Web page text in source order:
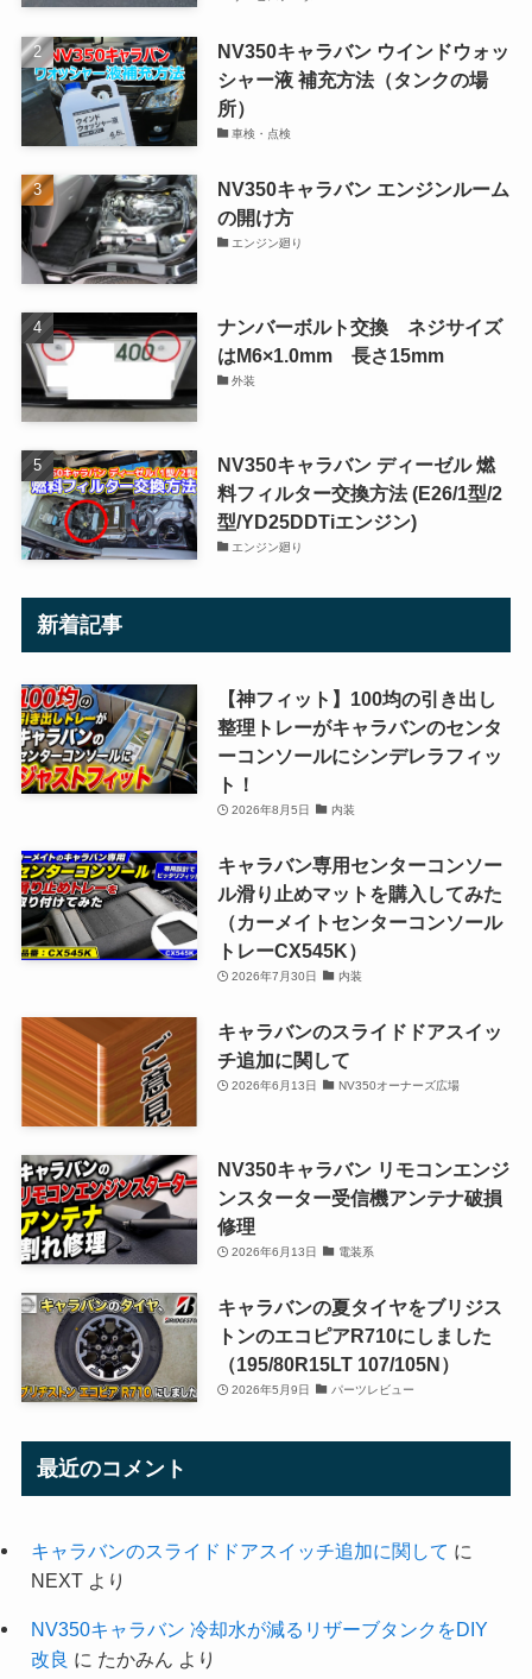
NV350キャラバン ウインドウォッ
シャー液 補充方法（タンクの場
所）
車検・点検
NV350キャラバン エンジンルーム
の開け方
エンジン廻り
ナンバーボルト交換 ネジサイズ
はM6×1.0mm 長さ15mm
外装
NV350キャラバン ディーゼル 燃
料フィルター交換方法 (E26/1型/2
型/YD25DDTiエンジン)
エンジン廻り
新着記事
【神フィット】100均の引き出し
整理トレーがキャラバンのセンタ
ーコンソールにシンデレラフィッ
ト！
2026年8月5日 内装
キャラバン専用センターコンソー
ル滑り止めマットを購入してみた
（カーメイトセンターコンソール
トレーCX545K）
2026年7月30日 内装
キャラバンのスライドドアスイッ
チ追加に関して
2026年6月13日 NV350オーナーズ広場
NV350キャラバン リモコンエンジ
ンスターター受信機アンテナ破損
修理
2026年6月13日 電装系
キャラバンの夏タイヤをブリジス
トンのエコピアR710にしました
（195/80R15LT 107/105N）
2026年5月9日 パーツレビュー
最近のコメント
キャラバンのスライドドアスイッチ追加に関して に
NEXTより
NV350キャラバン 冷却水が減るリザーブタンクをDIY
改良 に たかみん より